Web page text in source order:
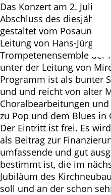
Das Konzert am 2. Juli
Abschluss des
gestaltet vom
Leitung von Hans-Jürgen
Trompetenensemble der
unter der Leitung von
Programm ist als bunter
und und reicht von alter
Choralbearbeitungen
zu Pop und dem Blues
Der Eintritt ist frei. Es
als Beitrag zur
umfassende und gut
bestimmt ist, die im
Jubiläum des
soll und an der schon